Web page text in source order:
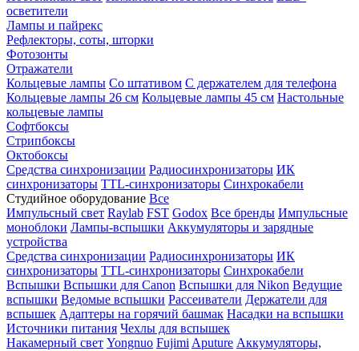
осветители
Лампы и пайрекс
Рефлекторы, соты, шторки
Фотозонты
Отражатели
Кольцевые лампы Со штативом С держателем для телефона
Кольцевые лампы 26 см Кольцевые лампы 45 см Настольные
кольцевые лампы
Софтбоксы
Стрипбоксы
Октобоксы
Средства синхронизации Радиосинхронизаторы ИК
синхронизаторы TTL-синхронизаторы Синхрокабели
Студийное оборудование Все
Импульсный свет Raylab FST Godox Все бренды Импульсные
моноблоки Лампы-вспышки Аккумуляторы и зарядные
устройства
Средства синхронизации Радиосинхронизаторы ИК
синхронизаторы TTL-синхронизаторы Синхрокабели
Вспышки Вспышки для Canon Вспышки для Nikon Ведущие
вспышки Ведомые вспышки Рассеиватели Держатели для
вспышек Адаптеры на горячий башмак Насадки на вспышки
Источники питания Чехлы для вспышек
Накамерный свет Yongnuo Fujimi Aputure Аккумуляторы,